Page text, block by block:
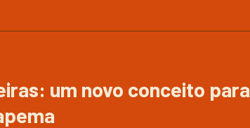
um novo conceito para